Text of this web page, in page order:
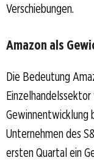
Verschiebungen.
Amazon als
Die Bedeutung
Unternehmen des
ersten Quartal ein